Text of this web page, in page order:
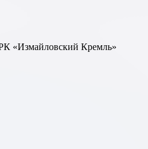
«Измайловский Кремль»